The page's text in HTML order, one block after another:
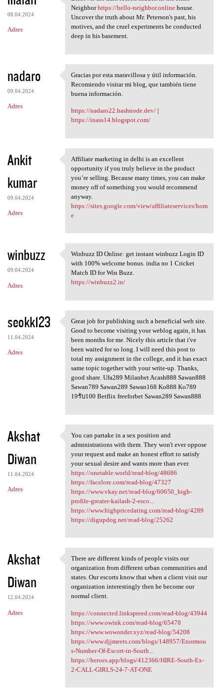
08.04.2024
Adres
Discover the dark secrets
Neighborhttps://hello-neighbor.onlinehouse.
Uncover the truth about Mr. Peterson's past, his
motives, and the cruel experiments he conducted
deep in his basement.
nadaro
09.04.2024
Adres
Gracias por esta maravillosa
Gracias por esta maravillosa y útil información.
Recomiendo visitar mi blog, que también tiene
buena información.
https://nadaro22.hashnode.dev/|
https://inass14.blogspot.com/
Ankit
kumar
09.04.2024
Adres
Affiliate marketing in delhi
Affiliate marketing in delhi is an excellent
opportunity if you truly believe in the product
you’re selling. Because many times, you can make
money off of something you would recommend
anyway.
https://sites.google.com/view/affiliateservices/hom
e
winbuzz
09.04.2024
Adres
Winbuzz ID Online: get
Winbuzz ID Online: get instant winbuzz Login ID
with 100% welcome bonus. india no 1 Cricket
Match ID for Win Buzz.
https://winbuzz2.in/
seokk123
11.04.2024
Adres
Great job for publishing such
Great job for publishing such a beneficial web site.
Good to become visiting your weblog again, it has
been months for me. Nicely this article that i've
been waited for so long. I will need this post to
total my assignment in the college, and it has exact
same topic together with your write-up. Thanks,
good share. Ufa289 Milanbet Acash888 Sawan888
Sawan789 Sawan289 Sawan168 Ko888 Ko789
19รับ100 Betflix freeforbet Sawan289 Sawan888
Akshat
Diwan
11.04.2024
Adres
You can partake in a sex
You can partake in a sex position and
administrations with them. They won't ever oppose
your request and make an honest effort to satisfy
your sexual desire and wants more than ever.
https://onetable.world/read-blog/48686
https://facelore.com/read-blog/47327
https://www.vkay.net/read-blog/60650_high-
profile-greater-kailash-2-esco...
https://www.highpricedating.com/read-blog/4289
https://digupdog.net/read-blog/25262
Akshat
Diwan
12.04.2024
Adres
There are different kinds of
There are different kinds of people visits our
organization from different urban communities and
states. Our escorts know that when a client visit our
organization interestingly then he become our
normal client.
https://connected.linkspreed.com/read-blog/43944
https://www.owink.com/read-blog/65478
https://www.wowonder.xyz/read-blog/54208
https://www.djjmeets.com/blogs/148957/Enormou
s-Number-Of-Escort-in-South...
https://heroes.app/blogs/412366/HIRE-South-Ex-
2-CALL-GIRLS-24-7-AT-ONE